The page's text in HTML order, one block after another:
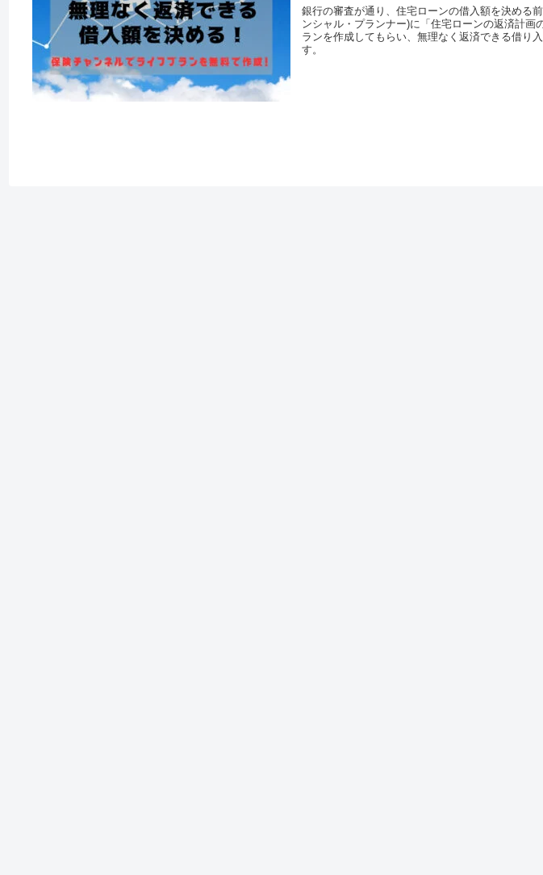
銀行の審査が通り、住宅ローンの借入額を決める
ンシャル・プランナー)に「住宅ローンの返済計画
ランを作成してもらい、無理なく返済できる借り
す。